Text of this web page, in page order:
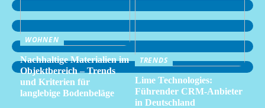
WOHNEN
Nachhaltige Materialien im
Objektbereich – Trends
und Kriterien für
langlebige Bodenbeläge
TRENDS
Lime Technologies:
Führender CRM-Anbieter
in Deutschland